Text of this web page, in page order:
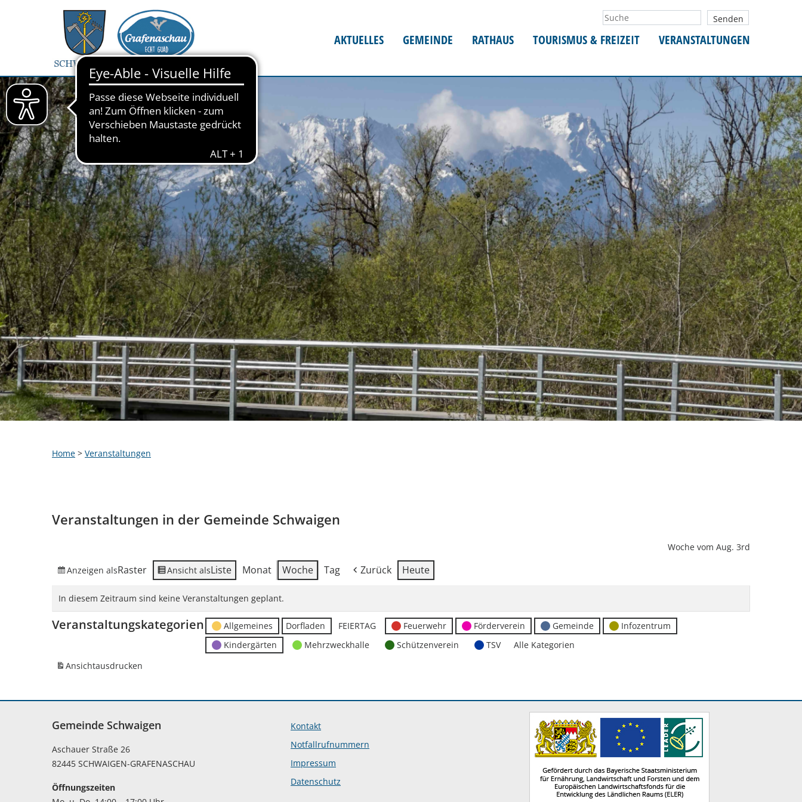
AKTUELLES GEMEINDE RATHAUS TOURISMUS & FREIZEIT VERANSTALTUNGEN
Home > Veranstaltungen
Veranstaltungen in der Gemeinde Schwaigen
Woche vom Aug. 3rd
Anzeigen alsRaster Ansicht alsListe Monat Woche Tag Zurück Heute
In diesem Zeitraum sind keine Veranstaltungen geplant.
Veranstaltungskategorien Allgemeines Dorfladen FEIERTAG Feuerwehr Förderverein Gemeinde
Infozentrum
Kindergärten
Mehrzweckhalle Schützenverein TSV
Alle Kategorien
Ansichtausdrucken
Gemeinde Schwaigen
Aschauer Straße 26
82445 SCHWAIGEN-GRAFENASCHAU
Öffnungszeiten
Kontakt
Notfallrufnummern
Impressum
Datenschutz